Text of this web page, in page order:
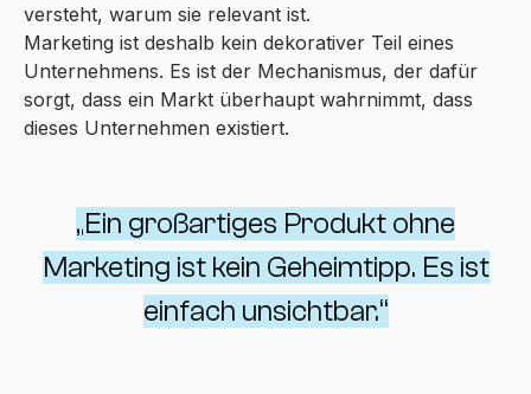
versteht, warum sie relevant ist.
Marketing ist deshalb kein dekorativer Teil eines
Unternehmens. Es ist der Mechanismus, der dafür
sorgt, dass ein Markt überhaupt wahrnimmt, dass
dieses Unternehmen existiert.
„Ein großartiges Produkt ohne
Marketing ist kein Geheimtipp. Es ist
einfach unsichtbar.“